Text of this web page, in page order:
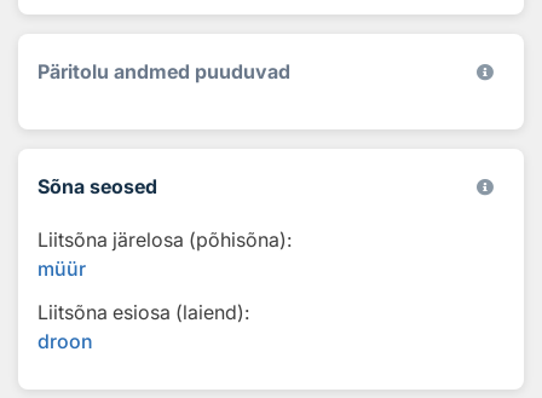
Päritolu andmed puuduvad
Sõna seosed
Liitsõna järelosa (põhisõna):
müür
Liitsõna esiosa (laiend):
droon